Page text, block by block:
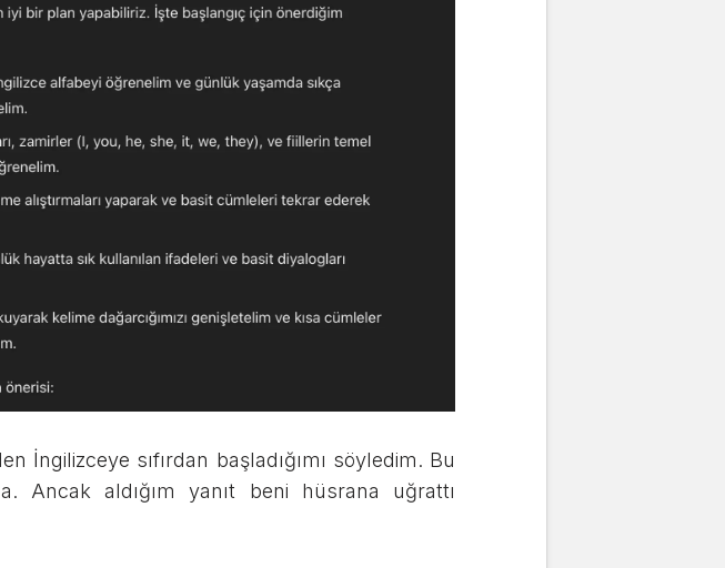
İngilizceye sıfırdan başladığımı söyledim. Bu
Ancak aldığım yanıt beni hüsrana uğrattı